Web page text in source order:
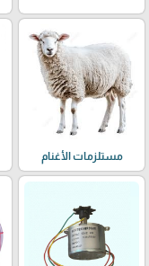
مستلزمات الأغنام